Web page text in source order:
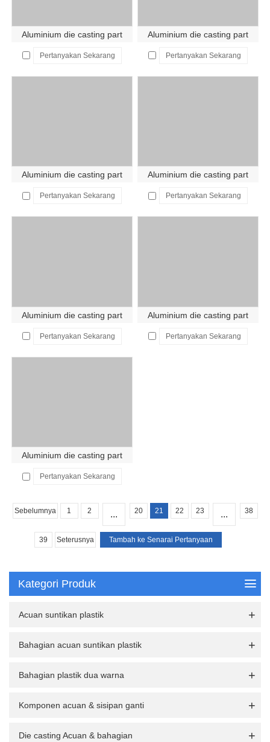
Aluminium die casting part
Pertanyakan Sekarang
Aluminium die casting part
Pertanyakan Sekarang
Aluminium die casting part
Pertanyakan Sekarang
Aluminium die casting part
Pertanyakan Sekarang
Aluminium die casting part
Pertanyakan Sekarang
Aluminium die casting part
Pertanyakan Sekarang
Aluminium die casting part
Pertanyakan Sekarang
Sebelumnya 1 2 ... 20 21 22 23 ... 38
39 Seterusnya
Kategori Produk
Acuan suntikan plastik
Bahagian acuan suntikan plastik
Bahagian plastik dua warna
Komponen acuan & sisipan ganti
Die casting Acuan & bahagian